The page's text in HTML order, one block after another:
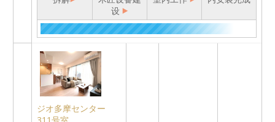
设
ジオ多摩センター